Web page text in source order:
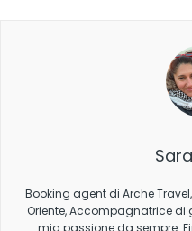
Booking agent di Arche
Oriente, Accompagnatrice di